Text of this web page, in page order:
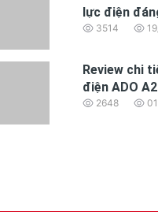
cách thiết kế tương tự các
vẻ ngoài ấn tượng.
để tạo nên sự mạnh mẽ
thấp ở mũi yếm xe, giúp
lực điện
2025 dành
3514
Review chi
điện ADO
động cơ
2648